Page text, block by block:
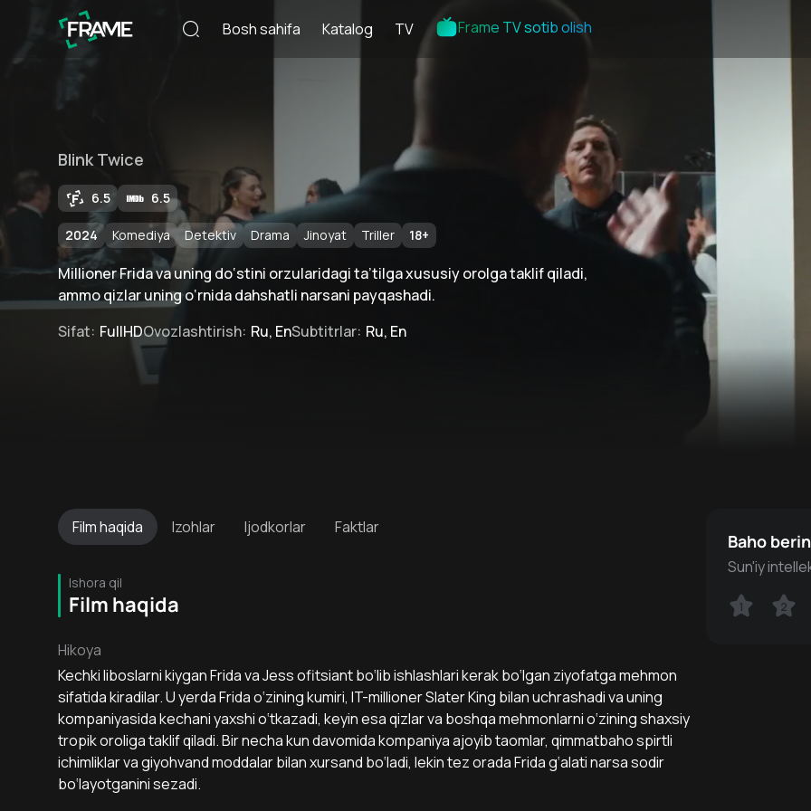
Bosh sahifa Katalog TV Frame TV sotib olish
Blink Twice
6.5 6.5
2024 Komediya Detektiv Drama Jinoyat Triller 18+
Millioner Frida va uning do‘stini orzularidagi ta’tilga xususiy orolga taklif qiladi,
ammo qizlar uning o‘rnida dahshatli narsani payqashadi.
Sifat: FullHDOvozlashtirish: Ru, EnSubtitrlar: Ru, En
Filmhaqida Izohlar Ijodkorlar Faktlar
Ishora qil
Film haqida
Hikoya
Kechki liboslarni kiygan Frida va Jess ofitsiant bo‘lib ishlashlari kerak bo‘lgan ziyofatga mehmon
sifatida kiradilar. U yerda Frida o‘zining kumiri, IT-millioner Slater King bilan uchrashadi va uning
kompaniyasida kechani yaxshi o‘tkazadi, keyin esa qizlar va boshqa mehmonlarni o‘zining shaxsiy
tropik oroliga taklif qiladi. Bir necha kun davomida kompaniya ajoyib taomlar, qimmatbaho spirtli
ichimliklar va giyohvand moddalar bilan xursand bo‘ladi, lekin tez orada Frida g‘alati narsa sodir
bo‘layotganini sezadi.
Baho
Sun'iy
1 2
1 2